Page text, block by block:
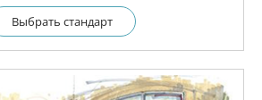
Выбрать cтандарт